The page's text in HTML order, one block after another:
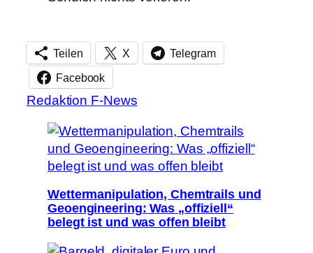
Teilen X Telegram
Facebook
Redaktion F-News
Wettermanipulation, Chemtrails und
Geoengineering: Was „offiziell“
belegt ist und was offen bleibt